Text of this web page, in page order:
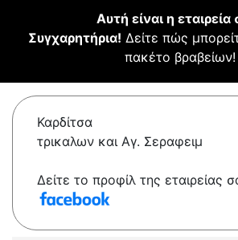
Αυτή είναι η εταιρεία
Συγχαρητήρια! Δείτε πώς
πακέτο βραβείων!
Καρδίτσα
τρικαλων και Αγ. Σεραφειμ
Δείτε το προφίλ της εταιρείας